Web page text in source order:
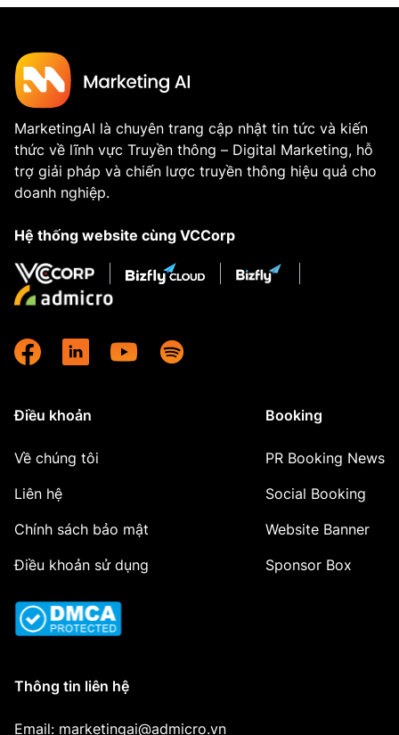
MarketingAI là chuyên trang cập nhật tin tức và kiến
thức về lĩnh vực Truyền thông – Digital Marketing, hỗ
trợ giải pháp và chiến lược truyền thông hiệu quả cho
doanh nghiệp.
Hệ thống website cùng VCCorp
Điều khoản
Về chúng tôi
Liên hệ
Chính sách bảo mật
Điều khoản sử dụng
Booking
PR Booking News
Social Booking
Website Banner
Sponsor Box
Thông tin liên hệ
Email: marketingai@admicro.vn